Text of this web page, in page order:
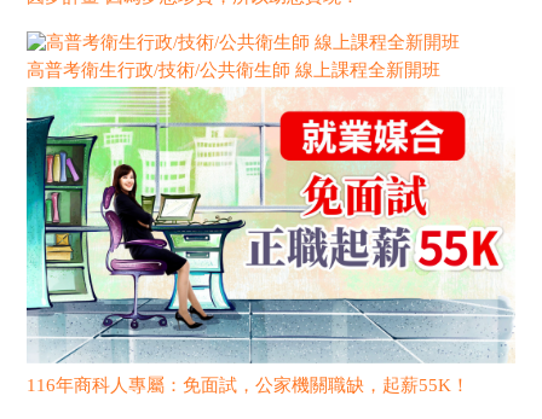
高普考衛生行政/技術/公共衛生師 線上課程全新開班
116年商科人專屬：免面試，公家機關職缺，起薪55K！